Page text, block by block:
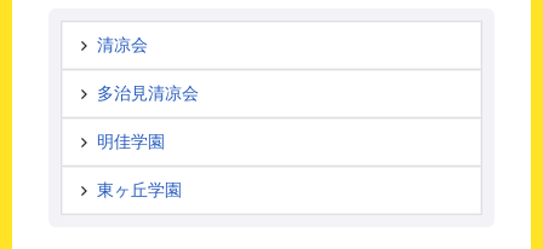
清凉会
多治見清凉会
明佳学園
東ヶ丘学園